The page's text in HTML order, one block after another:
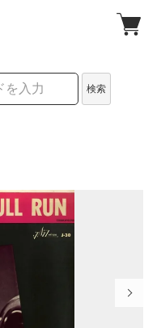
検索